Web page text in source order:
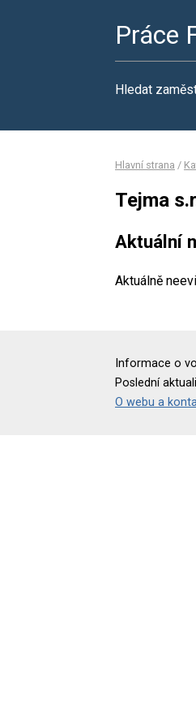
Práce
Hledat
Hlavní strana /
Tejma
Aktuální
Aktuálně
Informace o
Poslední
O webu a